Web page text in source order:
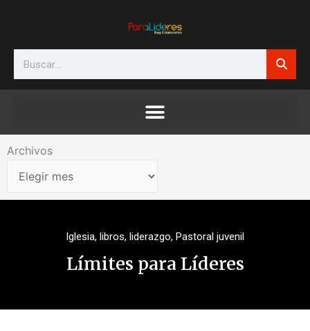
Search
Archivos
Archivos
Iglesia, libros, liderazgo, Pastoral juvenil
Límites para Líderes